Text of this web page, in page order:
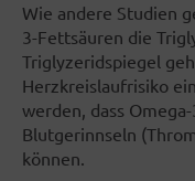
Wie andere Studien
3-Fettsäuren die
Triglyzeridspiegel
Herzkreislaufrisiko
werden, dass
Blutgerinnseln
können.